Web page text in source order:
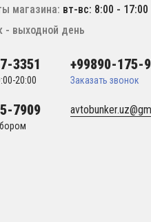
магазина: вт-вс: 8:00 - 17:00
- выходной день
3351
20:00
+99890-175-
Заказать звонок
7909